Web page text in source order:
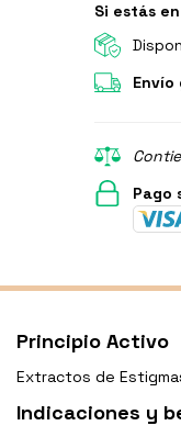
Si estás
Envío
Pago
Principio Activo
Extractos de
Indicaciones y